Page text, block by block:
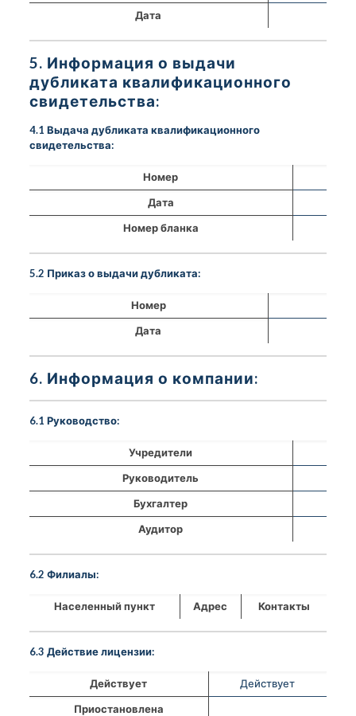
Дата
5. Информация о выдачи
дубликата квалификационного
свидетельства:
4.1 Выдача дубликата квалификационного
свидетельства:
Номер
Дата
Номер бланка
5.2 Приказ о выдачи дубликата:
Номер
Дата
6. Информация о компании:
6.1 Руководство:
Учредители
Руководитель
Бухгалтер
Аудитор
6.2 Филиалы:
Населенный пункт Адрес Контакты
6.3 Действие лицензии:
Действует
Действует
Приостановлена